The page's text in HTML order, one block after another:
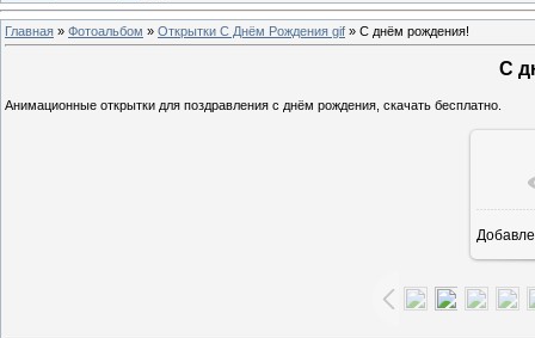
Главная » Фотоальбом » Открытки С Днём Рождения gif » C днём рождения!
C
Анимационные открытки для поздравления с днём рождения, скачать бесплатно.